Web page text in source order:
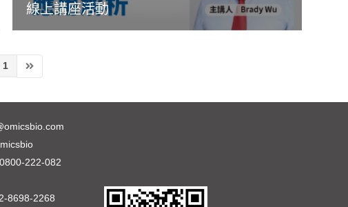
線上講座活動
1
0800-222-082
8698-2268